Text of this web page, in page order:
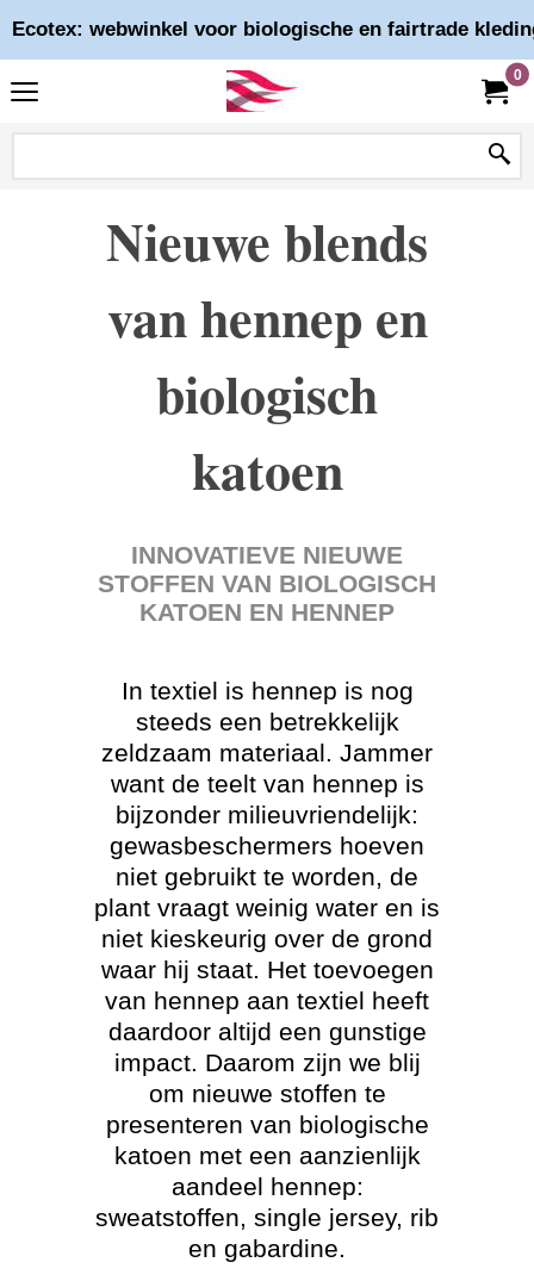
Ecotex: webwinkel voor biologische en fairtrade
0
Nieuwe blends
van hennep en
biologisch
katoen
INNOVATIEVE NIEUWE
STOFFEN VAN BIOLOGISCH
KATOEN EN HENNEP
In textiel is hennep is nog
steeds een betrekkelijk
zeldzaam materiaal. Jammer
want de teelt van hennep is
bijzonder milieuvriendelijk:
gewasbeschermers hoeven
niet gebruikt te worden, de
plant vraagt weinig water en is
niet kieskeurig over de grond
waar hij staat. Het toevoegen
van hennep aan textiel heeft
daardoor altijd een gunstige
impact. Daarom zijn we blij
om nieuwe stoffen te
presenteren van biologische
katoen met een aanzienlijk
aandeel hennep:
sweatstoffen, single jersey, rib
en gabardine.